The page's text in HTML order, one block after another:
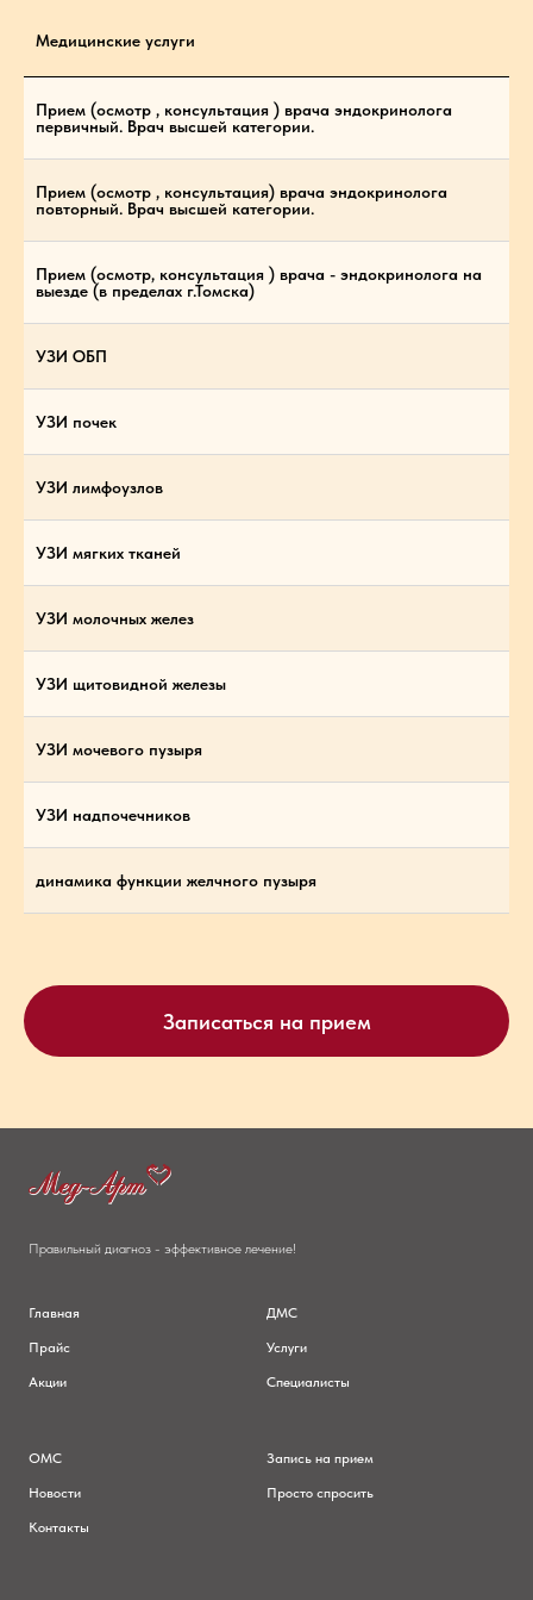
Медицинские услуги
Прием (осмотр , консультация ) врача эндокринолога
первичный. Врач высшей категории.
Прием (осмотр , консультация) врача эндокринолога
повторный. Врач высшей категории.
Прием (осмотр, консультация ) врача - эндокринолога на
выезде (в пределах г.Томска)
УЗИ ОБП
УЗИ почек
УЗИ лимфоузлов
УЗИ мягких тканей
УЗИ молочных желез
УЗИ щитовидной железы
УЗИ мочевого пузыря
УЗИ надпочечников
динамика функции желчного пузыря
Записаться на прием
Правильный диагноз - эффективное лечение!
Главная
Прайс
Акции
ДМС
Услуги
Специалисты
ОМС
Новости
Контакты
Запись на прием
Просто спросить